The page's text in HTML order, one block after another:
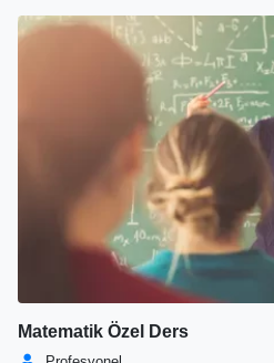
Matematik Özel Ders